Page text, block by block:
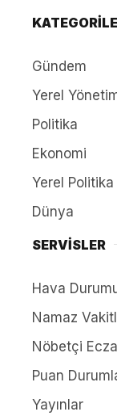
Gündem
Yerel
Politika
Ekonomi
Yerel Politika
Dünya
SERVİSLER
Hava
Namaz
Nöbetçi
Puan
Yayınlar